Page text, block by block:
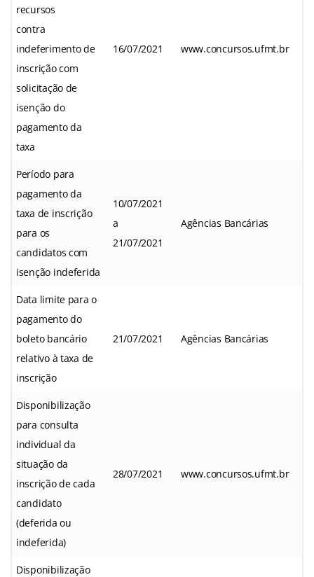
recursos
contra
indeferimento de
inscrição com
solicitação de
isenção do
pagamento da
taxa
16/07/2021 www.concursos.ufmt.br
Período para
pagamento da
taxa de inscrição
para os
candidatos com
isenção indeferida
10/07/2021
a
21/07/2021
Agências Bancárias
Data limite para o
pagamento do
boleto bancário
relativo à taxa de
inscrição
21/07/2021 Agências Bancárias
Disponibilização
para consulta
individual da
situação da
inscrição de cada
candidato
(deferida ou
indeferida)
28/07/2021 www.concursos.ufmt.br
Disponibilização